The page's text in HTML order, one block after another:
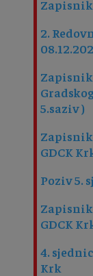
Zapisnik
2.
Zapisnik
5.saziv )
Zapisnik
GDCK
Poziv 5.
Zapisnik
GDCK
4.
Krk